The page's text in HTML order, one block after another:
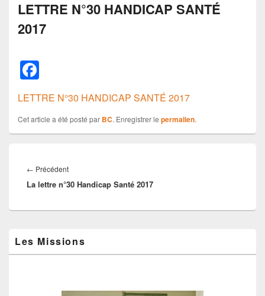
LETTRE N°30 HANDICAP SANTÉ
2017
a
c
e
o
o
k
LETTRE N°30 HANDICAP SANTÉ 2017
Cet article a été posté par BC. Enregistrer le permalien.
de
l’article
← PrécédentArticle
précédent :
La lettre n°30 Handicap Santé 2017
principale
de
Les Missions